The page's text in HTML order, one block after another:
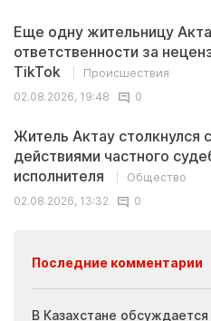
Еще одну жительницу
ответственности за
TikTok
Происшествия
02.08.2026, 19:48
0
Житель Актау столкнулся
действиями частного
исполнителя
Общество
02.08.2026, 13:32
0
Последние комментарии
В Казахстане обсуждается